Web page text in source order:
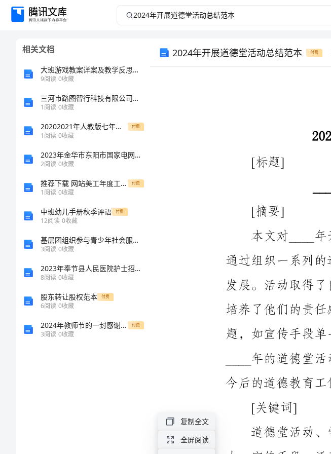
2024
2024
相关文档
大班游戏教案详案及教学反思《凑数游戏》
9阅读 0收藏
三河市路图智行科技有限公司介绍企业发展分析报告
1阅读 0收藏
20202021年人教版七年级地理上册期中复习题 付费
1阅读 0收藏
2023年金华市东阳市国家电网招聘之文学哲学类考试题库及完整答案（夺冠）
2阅读 0收藏
推荐下载 网站美工年度工作总结范文 付费
1阅读 0收藏
中班幼儿手册秋季评语 付费
12阅读 0收藏
基层团组织参与青少年社会服务模式研究——以重庆市万州区为例的开题报告
3阅读 0收藏
2023年奉节县人民医院护士招聘考试历年真题集锦含答案解析-0
8阅读 0收藏
股东转让股权范本 付费
6阅读 0收藏
2024年教师节的一封感谢信范文 付费
3阅读 0收藏
2024年开展道德堂活动总结范本 付费
[关键词]
一、引言
复制全文
全屏阅读